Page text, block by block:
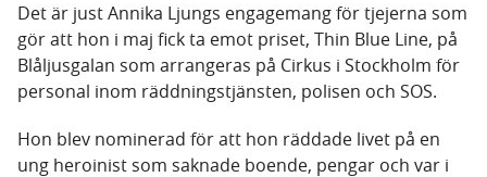
Det är just Annika Ljungs engagemang för tjejerna som
gör att hon i maj fick ta emot priset, Thin Blue Line, på
Blåljusgalan som arrangeras på Cirkus i Stockholm för
personal inom räddningstjänsten, polisen och SOS.
Hon blev nominerad för att hon räddade livet på en
ung heroinist som saknade boende, pengar och var i